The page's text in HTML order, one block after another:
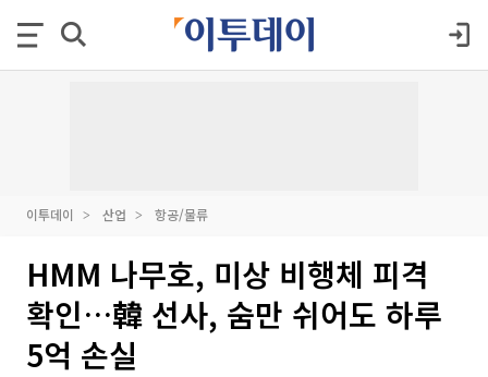
이투데이 산업 항공/물류
HMM 나무호, 미상 비행체 피격
확인…韓 선사, 숨만 쉬어도 하루
5억 손실